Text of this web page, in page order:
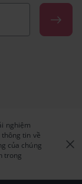
nghiệm
tin về
của chúng
trong